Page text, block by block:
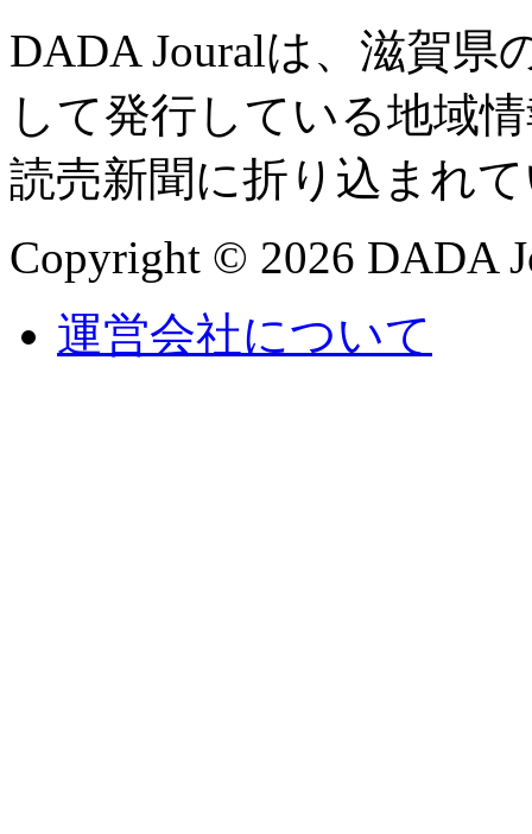
DADA Jouralは、滋賀県
して発行している地域
読売新聞に折り込まれ
Copyright © 2026 DADA
運営会社について